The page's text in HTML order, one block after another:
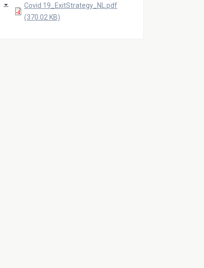
Covid 19_ExitStrategy_NL.pdf
(370.02 KB)